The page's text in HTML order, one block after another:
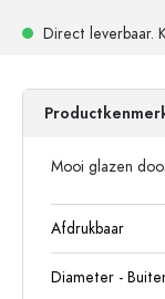
Direct leverbaar.
Mooi glazen
Afdrukbaar
Diameter -